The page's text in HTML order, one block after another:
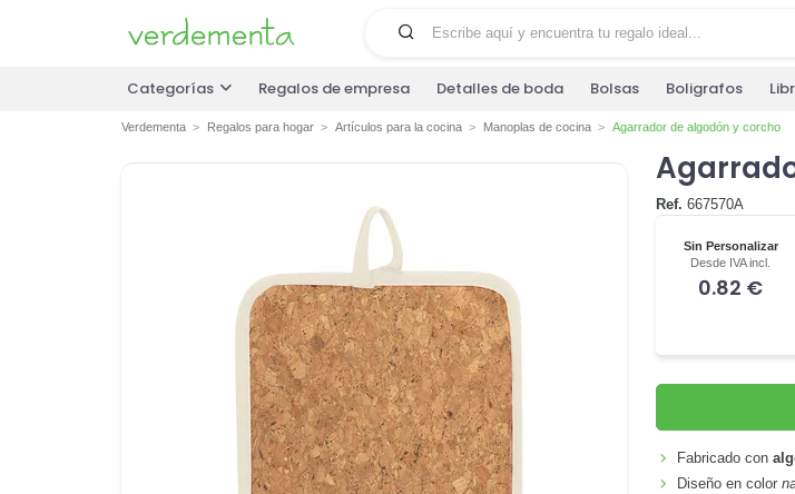
Categorías Regalos de empresa Detalles de boda Bolsas Boligrafos
Verdementa Regalos para hogar Artículos para la cocina Manoplas de cocina Agarrador de algodón y corcho
Ref. 667570A
Sin Personalizar
Desde IVA incl.
0.82 €
Fabricado con
Diseño en color